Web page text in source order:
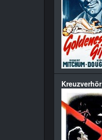
Kreuzverhör